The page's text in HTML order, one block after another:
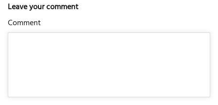
Leave your comment
Comment